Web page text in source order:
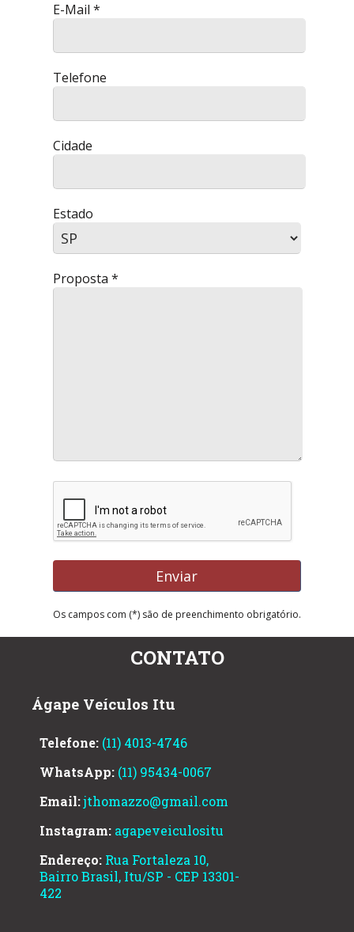
E-Mail *
Telefone
Cidade
Estado
Proposta *
Os campos com (*) são de preenchimento obrigatório.
CONTATO
Ágape Veículos Itu
Telefone: (11) 4013-4746
WhatsApp: (11) 95434-0067
Email:jthomazzo@gmail.com
Instagram: agapeveiculositu
Endereço: Rua Fortaleza 10,
Bairro Brasil, Itu/SP - CEP 13301-
422